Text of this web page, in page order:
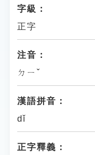
字級：
正字
注音：
ㄉㄧˇ
漢語拼音：
dǐ
正字釋義：